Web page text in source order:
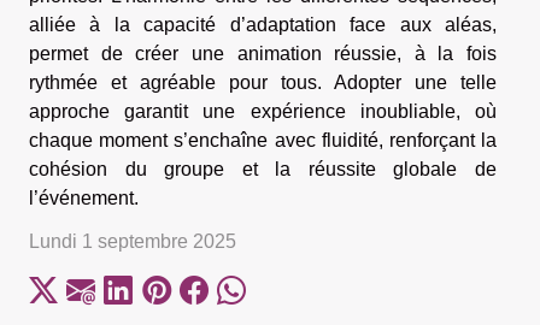
alliée à la capacité d’adaptation face aux aléas,
permet de créer une animation réussie, à la fois
rythmée et agréable pour tous. Adopter une telle
approche garantit une expérience inoubliable, où
chaque moment s’enchaîne avec fluidité, renforçant la
cohésion du groupe et la réussite globale de
l’événement.
Lundi 1 septembre 2025